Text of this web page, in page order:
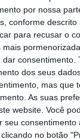
por nossa
conforme descrito
para recusar o
consentimento.
dos seus
mas que
As suas
website. Você
seu
no botão
relativa a
de ninhos.
para ouvir na
Pub